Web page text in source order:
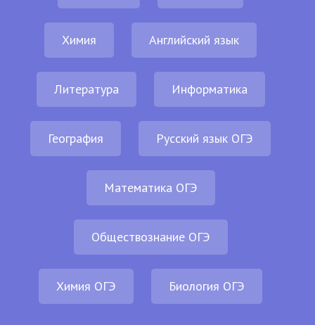
Химия Английский язык
Литература Информатика
География Русский язык ОГЭ
Математика ОГЭ
Обществознание ОГЭ
Химия ОГЭ Биология ОГЭ